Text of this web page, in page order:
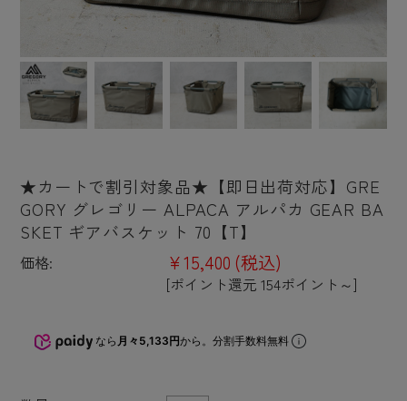
★カートで割引対象品★【即日出荷対応】GRE
GORY グレゴリー ALPACA アルパカ GEAR BA
SKET ギアバスケット 70【T】
価格: ¥15,400 (税込)
[ポイント還元 154ポイント～]
なら 月々5,133円から。分割手数料無料